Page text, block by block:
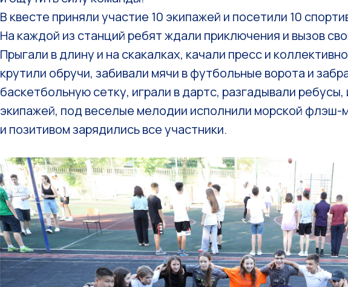
В квесте приняли участие 10 экипажей и посетили 10
На каждой из станций ребят ждали приключения и вызов
Прыгали в длину и на скакалках, качали пресс и
крутили обручи, забивали мячи в футбольные ворота и
баскетбольную сетку, играли в дартс, разгадывали
экипажей, под веселые мелодии исполнили морской флэш-
и позитивом зарядились все участники.